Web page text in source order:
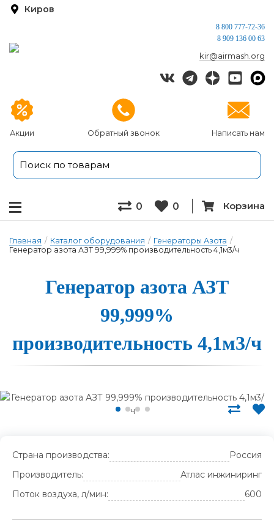
Киров
Акции Обратный звонок Написать нам
8 800 777-72-36
8 909 136 00 63
kir@airmash.org
0 0 Корзина
Главная / Каталог оборудования / Генераторы Азота /
Генератор азота АЗТ 99,999% производительность 4,1м3/ч
Генера­тор а­зо­та АЗТ
99,999%
про­из­во­ди­тель­ность 4,1м3/ч
Страна производства:
Россия
Производитель:
Атлас инжиниринг
Поток воздуха, л/мин:
600